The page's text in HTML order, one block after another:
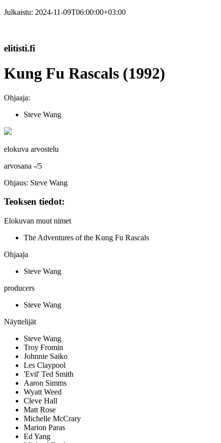
Julkaistu: 2024-11-09T06:00:00+03:00
elitisti.fi
Kung Fu Rascals (1992)
Ohjaaja:
Steve Wang
elokuva arvostelu
arvosana -/5
Ohjaus: Steve Wang
Teoksen tiedot:
Elokuvan muut nimet
The Adventures of the Kung Fu Rascals
Ohjaaja
Steve Wang
producers
Steve Wang
Näyttelijät
Steve Wang
Troy Fromin
Johnnie Saiko
Les Claypool
'Evil' Ted Smith
Aaron Simms
Wyatt Weed
Cleve Hall
Matt Rose
Michelle McCrary
Marion Paras
Ed Yang